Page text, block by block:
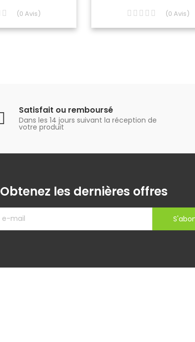
(0 Avis) (0 Avis)
Satisfait ou remboursé
Dans les 14 jours suivant la réception de
votre produit
Obtenez les dernières offres